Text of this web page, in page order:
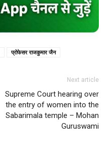
प्रोफेसर राजकुमार जैन
Next article
Supreme Court hearing over
the entry of women into the
Sabarimala temple – Mohan
Guruswami